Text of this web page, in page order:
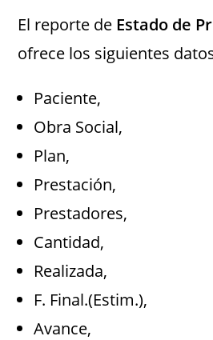
El reporte de Estado de
ofrece los siguientes
Paciente,
Obra Social,
Plan,
Prestación,
Prestadores,
Cantidad,
Realizada,
F. Final.(Estim.),
Avance,